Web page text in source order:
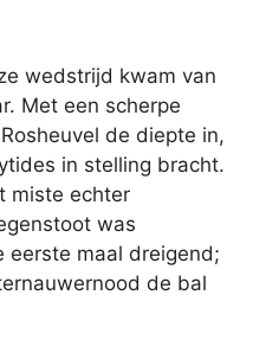
wedstrijd kwam van
Met een scherpe
de diepte in,
in stelling bracht.
miste echter
was
eerste maal dreigend;
de bal